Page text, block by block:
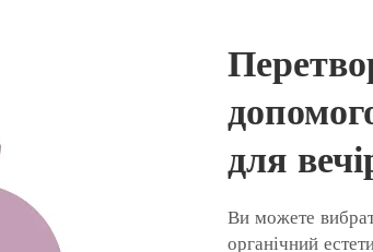
для
Ви можете
органічний